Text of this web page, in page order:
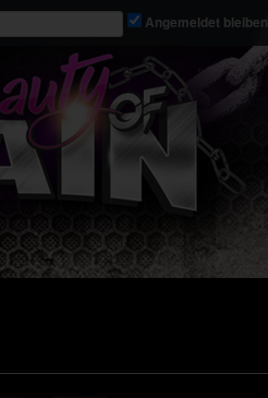
Angemeldet bleiben